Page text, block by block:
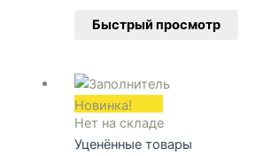
Быстрый просмотр
Новинка!
Нет на складе
Уценённые товары